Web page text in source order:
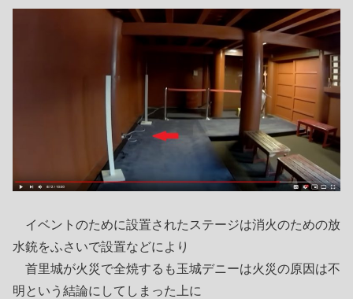
イベントのために設置されたステージは消火のための放
水銃をふさいで設置などにより
首里城が火災で全焼するも玉城デニーは火災の原因は不
明という結論にしてしまった上に